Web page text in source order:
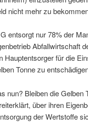
nicht mehr zu
entsorgt nur 78% der
Abfallwirtschaft
Hauptentsorger für die
Tonne zu
nun? Bleiben die Gelben
über ihren
der Wertstoffe